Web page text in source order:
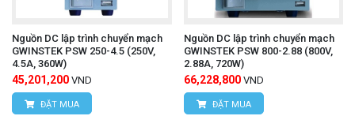
Nguồn DC lập trình chuyển mạch
GWINSTEK PSW 250-4.5 (250V,
4.5A, 360W)
45,201,200 VND
ĐẶT MUA
Nguồn DC lập trình chuyển mạch
GWINSTEK PSW 800-2.88 (800V,
2.88A, 720W)
66,228,800 VND
ĐẶT MUA